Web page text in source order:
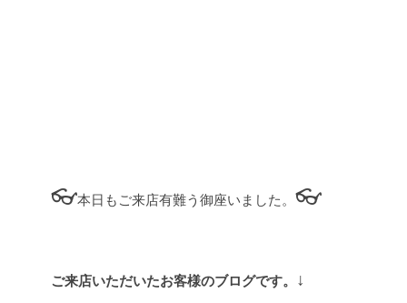
👓本日もご来店有難う御座いました。 👓
ご来店いただいたお客様のブログです。 ↓